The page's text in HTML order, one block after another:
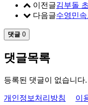
이전글김부돌
다음글수영민
댓글 0
댓글목록
등록된 댓글이 없습니다.
개인정보처리방침 이